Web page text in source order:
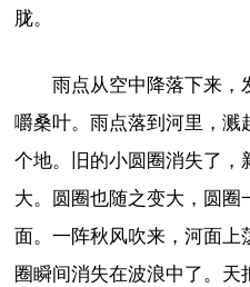
胧。
雨点从空中降落下来，
嚼桑叶。雨点落到河里，溅
个地。旧的小圆圈消失了，
大。圆圈也随之变大，圆圈
面。一阵秋风吹来，河面上
圈瞬间消失在波浪中了。